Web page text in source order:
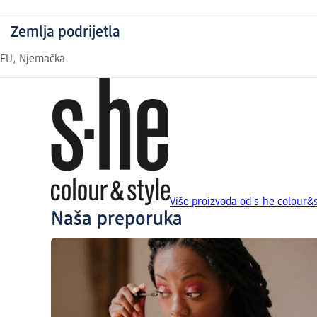
Zemlja podrijetla
EU, Njemačka
Više proizvoda od s-he
Naša preporuka